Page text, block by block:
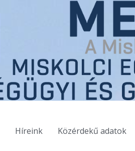
Híreink Közérdekű adatok